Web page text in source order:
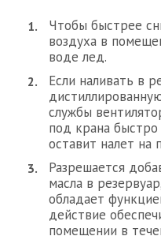
Чтобы быстрее
воздуха в
воде лед.
Если наливать в
службы
под крана быстро
оставит налет на
Разрешается
масла в
обладает
действие
помещении в